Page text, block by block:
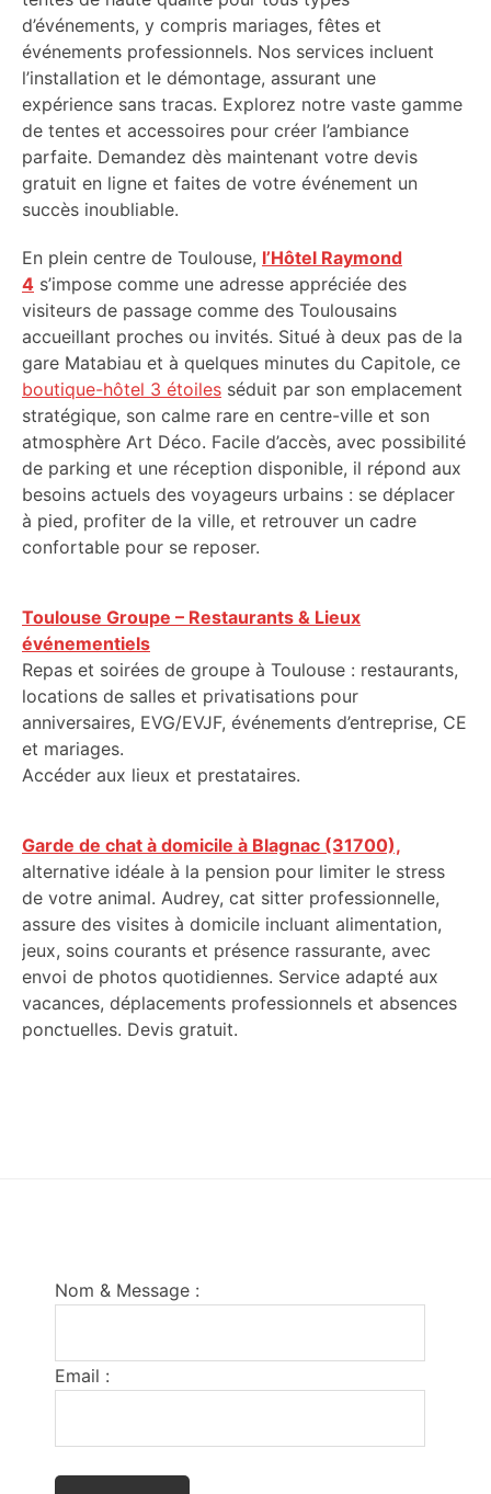
d’événements, y compris mariages, fêtes et
événements professionnels. Nos services incluent
l’installation et le démontage, assurant une
expérience sans tracas. Explorez notre vaste gamme
de tentes et accessoires pour créer l’ambiance
parfaite. Demandez dès maintenant votre devis
gratuit en ligne et faites de votre événement un
succès inoubliable.
En plein centre de Toulouse, l’Hôtel Raymond
4 s’impose comme une adresse appréciée des
visiteurs de passage comme des Toulousains
accueillant proches ou invités. Situé à deux pas de la
gare Matabiau et à quelques minutes du Capitole, ce
boutique-hôtel 3 étoiles séduit par son emplacement
stratégique, son calme rare en centre-ville et son
atmosphère Art Déco. Facile d’accès, avec possibilité
de parking et une réception disponible, il répond aux
besoins actuels des voyageurs urbains : se déplacer
à pied, profiter de la ville, et retrouver un cadre
confortable pour se reposer.
Toulouse Groupe – Restaurants & Lieux
événementiels
Repas et soirées de groupe à Toulouse : restaurants,
locations de salles et privatisations pour
anniversaires, EVG/EVJF, événements d’entreprise, CE
et mariages.
Accéder aux lieux et prestataires.
Garde de chat à domicile à Blagnac (31700),
alternative idéale à la pension pour limiter le stress
de votre animal. Audrey, cat sitter professionnelle,
assure des visites à domicile incluant alimentation,
jeux, soins courants et présence rassurante, avec
envoi de photos quotidiennes. Service adapté aux
vacances, déplacements professionnels et absences
ponctuelles. Devis gratuit.
Nom & Message :
Email :